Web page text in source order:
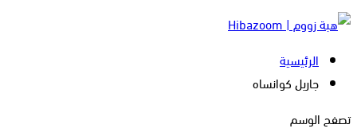
الرئيسية
جاريل كوانساه
تصفح الوسم